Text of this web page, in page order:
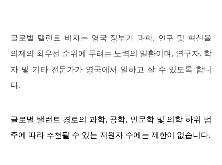
글로벌 탤런트 비자는 영국 정부가 과학, 연구 및 혁신을
의제의 최우선 순위에 두려는 노력의 일환이며 , 연구자, 학
자 및 기타 전문가가 영국에서 일하고 살 수 있도록 합니
다.
글로벌 탤런트 경로의 과학, 공학, 인문학 및 의학 하위 범
주에 따라 추천될 수 있는 지원자 수에는 제한이 없습니다.